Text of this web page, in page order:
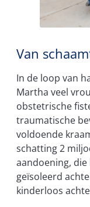
Van
In de loop van
Martha veel
obstetrische
traumatische
voldoende
schatting 2
aandoening,
geïsoleerd
kinderloos